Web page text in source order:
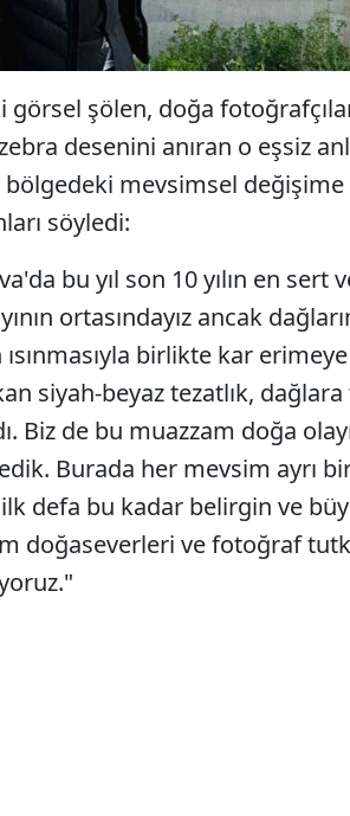
görsel şölen, doğa
desenini anıran o eşsiz
bölgedeki mevsimsel
söyledi:
bu yıl son 10 yılın en sert
ortasındayız ancak
ısınmasıyla birlikte kar
siyah-beyaz tezatlık,
Biz de bu muazzam doğa
Burada her mevsim ayrı
defa bu kadar belirgin ve
doğaseverleri ve fotoğraf